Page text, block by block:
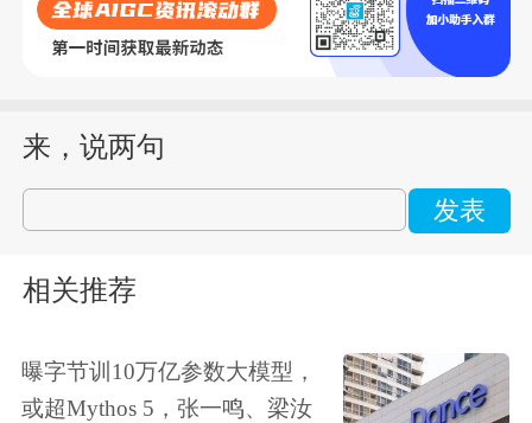
来，说两句
发表
相关推荐
曝字节训10万亿参数大模型，
或超Mythos 5，张一鸣、梁汝